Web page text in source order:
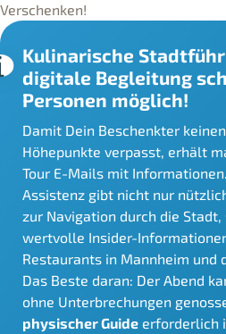
Verschenken!
Kulinarische
digitale Begleitung
Personen möglich!
Damit Dein Beschenkter
Höhepunkte verpasst, erhält
Tour E-Mails mit
Assistenz gibt nicht nur
zur Navigation durch die
wertvolle Insider-
Restaurants in Mannheim und
Das Beste daran: Der Abend
ohne Unterbrechungen
physischer Guide erforderlich